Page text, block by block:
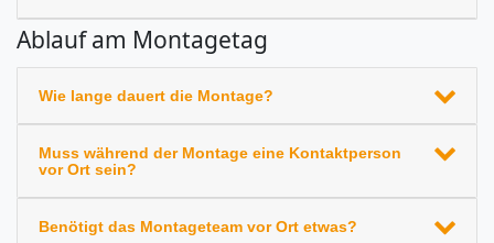
Ablauf am Montagetag
Wie lange dauert die Montage?
Muss während der Montage eine Kontaktperson
vor Ort sein?
Benötigt das Montageteam vor Ort etwas?